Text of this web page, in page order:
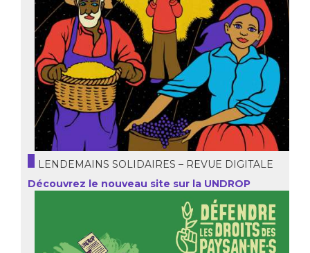
LENDEMAINS SOLIDAIRES – REVUE DIGITALE
Découvrez le nouveau site sur la UNDROP